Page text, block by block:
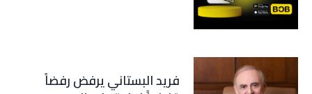
فريد البستاني يرفض رفضاً